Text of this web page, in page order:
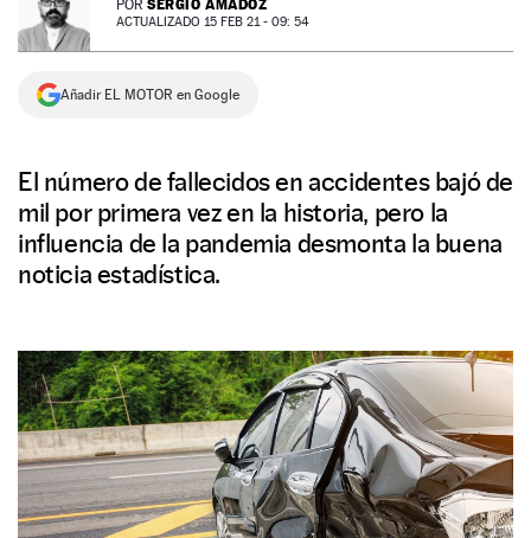
NEWSLETTER
SÍGUENOS
POR SERGIO AMADOZ
ACTUALIZADO 15 FEB 21 - 09: 54
Añadir EL MOTOR en Google
El número de fallecidos en accidentes bajó de
mil por primera vez en la historia, pero la
influencia de la pandemia desmonta la buena
noticia estadística.